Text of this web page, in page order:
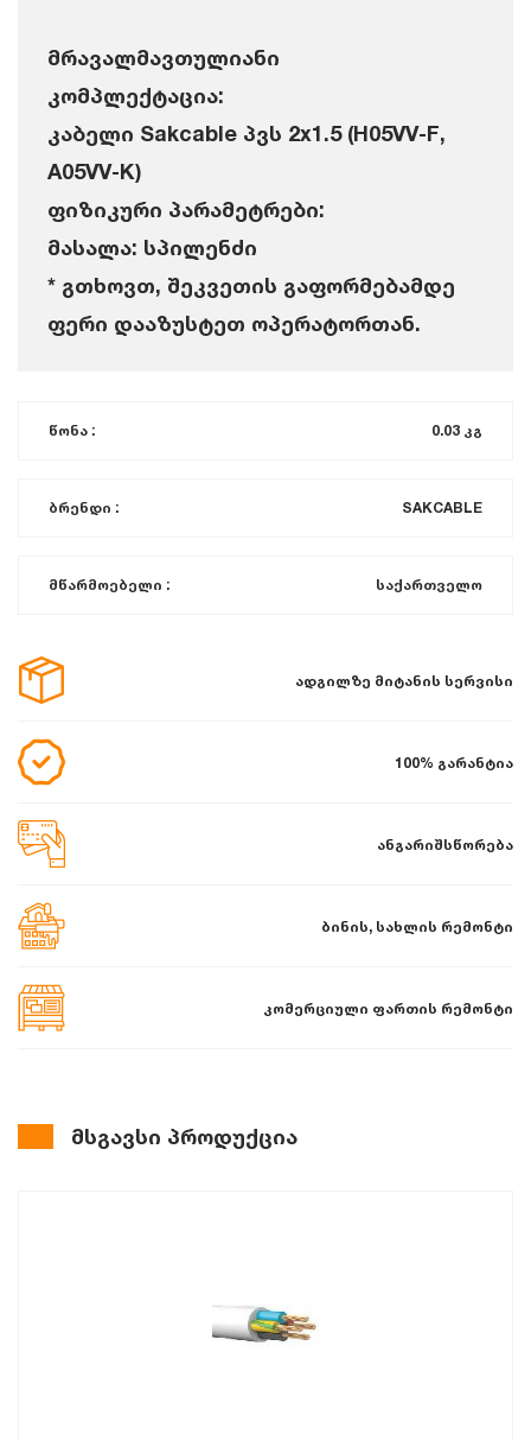
მრავალმავთულიანი
კომპლექტაცია:
კაბელი Sakcable პვს 2x1.5 (H05VV-F,
A05VV-K)
ფიზიკური პარამეტრები:
მასალა: სპილენძი
* გთხოვთ, შეკვეთის გაფორმებამდე
ფერი დააზუსტეთ ოპერატორთან.
წონა : 0.03 კგ
ბრენდი : SAKCABLE
მწარმოებელი : საქართველო
ადგილზე მიტანის სერვისი
100% გარანტია
ანგარიშსწორება
ბინის, სახლის რემონტი
კომერციული ფართის რემონტი
მსგავსი პროდუქცია